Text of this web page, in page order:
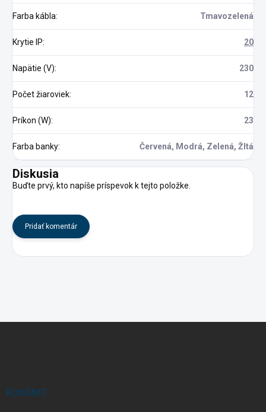
Farba kábla: Tmavozelená
Krytie IP: 20
Napätie (V): 230
Počet žiaroviek: 12
Príkon (W): 23
Farba banky: Červená, Modrá, Zelená, Žltá
Diskusia
Buďte prvý, kto napíše príspevok k tejto položke.
Pridať komentár
KONTAKT